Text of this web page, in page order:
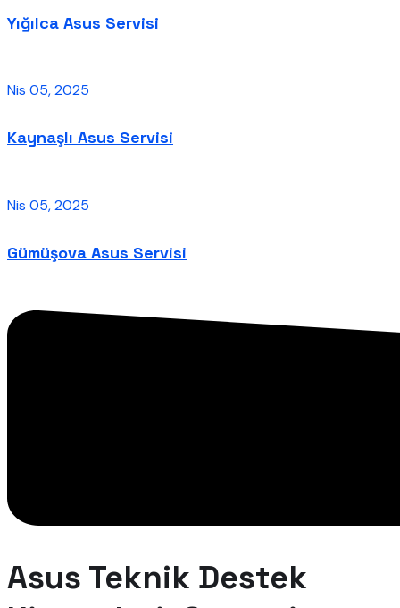
Yığılca Asus Servisi
Nis 05, 2025
Kaynaşlı Asus Servisi
Nis 05, 2025
Gümüşova Asus Servisi
Asus Teknik Destek